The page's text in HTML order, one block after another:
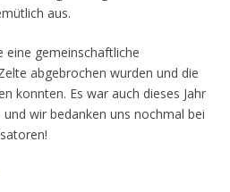
aus.
gemeinschaftliche
abgebrochen wurden und die
konnten. Es war auch dieses Jahr
wir bedanken uns nochmal bei